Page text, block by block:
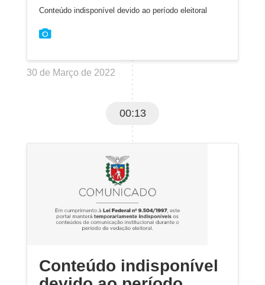
Conteúdo indisponível devido ao período eleitoral
30 de Março de 2022
00:13
Conteúdo indisponível